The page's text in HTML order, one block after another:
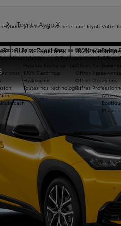
SUV & Familiales 100%
vous
cash
Hybride et électrique
Toutes les motorisations
Hybride
100% Électrique
Hydrogène
Toutes nos technologies
Acheter une Toyota
Reprise de votre voiture
Offres du moment
Offres Après-
Offres Occasions
Offres
Votre
Toyota
Offres
Ma vie
Toyota Aygo X